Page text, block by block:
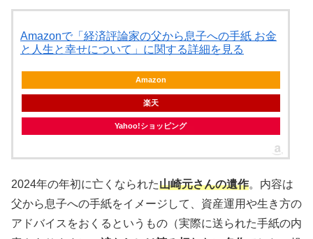
Amazonで「経済評論家の父から息子への手紙 お金
と人生と幸せについて」に関する詳細を見る
Amazon
楽天
Yahoo!ショッピング
2024年の年初に亡くなられた山崎元さんの遺作。内容は
父から息子への手紙をイメージして、資産運用や生き方の
アドバイスをおくるというもの（実際に送られた手紙の内